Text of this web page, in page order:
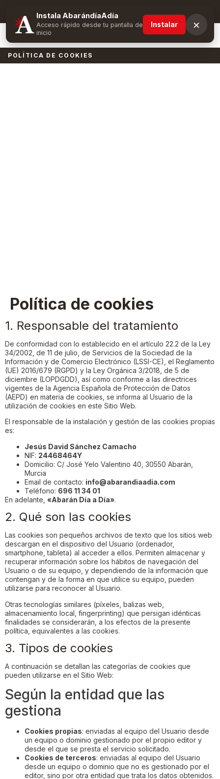
Suscríbete y obtén ventajas exclusivas
POLÍTICA DE COOKIES
Política de cookies
1. Responsable del tratamiento
De conformidad con lo establecido en el artículo 22.2 de la Ley
34/2002, de 11 de julio, de Servicios de la Sociedad de la
Información y de Comercio Electrónico (LSSI-CE), el Reglamento
(UE) 2016/679 (RGPD) y la Ley Orgánica 3/2018, de 5 de
diciembre (LOPDGDD), así como conforme a las directrices
vigentes de la Agencia Española de Protección de Datos
(AEPD) en materia de cookies, se informa al Usuario de la
utilización de cookies en este Sitio Web.
El responsable de la instalación y gestión de las cookies propias
es:
Jesús David Sánchez Camacho
NIF: 24468464Y
Domicilio: C/ José Yelo Valentino 40, 30550 Abarán,
Murcia
Email de contacto: info@abarandiaadia.com
Teléfono: 696 11 34 01
En adelante, «Abarán Día a Día».
2. Qué son las cookies
Las cookies son pequeños archivos de texto que los sitios web
descargan en el dispositivo del Usuario (ordenador,
smartphone, tableta) al acceder a ellos. Permiten almacenar y
recuperar información sobre los hábitos de navegación del
Usuario o de su equipo, y dependiendo de la información que
contengan y de la forma en que utilice su equipo, pueden
utilizarse para reconocer al Usuario.
Otras tecnologías similares (píxeles, balizas web,
almacenamiento local, fingerprinting) que persigan idénticas
finalidades se considerarán, a los efectos de la presente
política, equivalentes a las cookies.
3. Tipos de cookies
A continuación se detallan las categorías de cookies que
pueden utilizarse en el Sitio Web:
Según la entidad que las
gestiona
Cookies propias: enviadas al equipo del Usuario desde
un equipo o dominio gestionado por el propio editor y
desde el que se presta el servicio solicitado.
Cookies de terceros: enviadas al equipo del Usuario
desde un equipo o dominio que no es gestionado por el
editor, sino por otra entidad que trata los datos obtenidos.
Instala AbarándíaAdía
Acceso rápido desde tu pantalla de
inicio
Instalar ×